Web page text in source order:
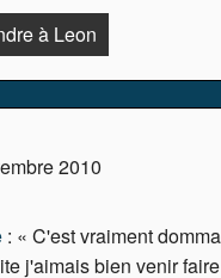
à Leon
2010
: « C'est vraiment
j'aimais bien venir